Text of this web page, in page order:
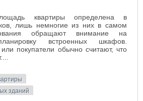
квартиры определена в
лишь немногие из них в самом
обращают внимание на
встроенных шкафов.
покупатели обычно считают, что
зданий